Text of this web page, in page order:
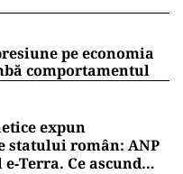
pe economia
comportamentul
expun
român: ANP
Ce ascund